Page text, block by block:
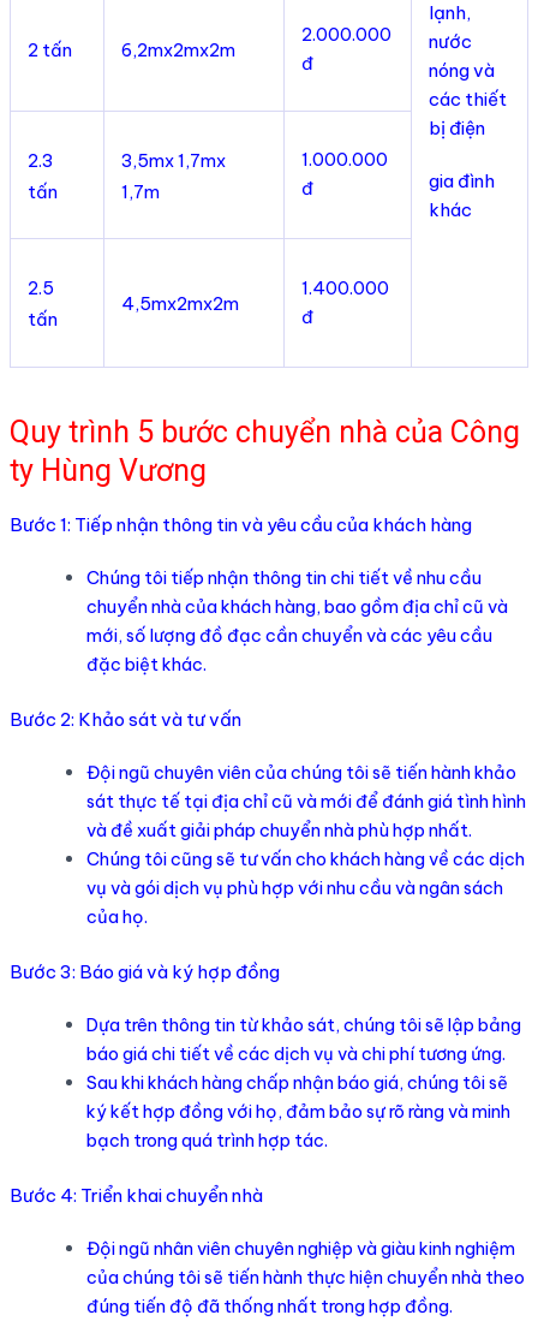
lạnh,
nước
nóng và
các thiết
bị điện
gia đình
khác
2 tấn 6,2mx2mx2m
2.000.000
đ
2.3
tấn
3,5mx 1,7mx
1,7m
1.000.000
đ
2.5
tấn
4,5mx2mx2m
1.400.000
đ
Quy trình 5 bước chuyển nhà của Công
ty Hùng Vương
Bước 1: Tiếp nhận thông tin và yêu cầu của khách hàng
Chúng tôi tiếp nhận thông tin chi tiết về nhu cầu
chuyển nhà của khách hàng, bao gồm địa chỉ cũ và
mới, số lượng đồ đạc cần chuyển và các yêu cầu
đặc biệt khác.
Bước 2: Khảo sát và tư vấn
Đội ngũ chuyên viên của chúng tôi sẽ tiến hành khảo
sát thực tế tại địa chỉ cũ và mới để đánh giá tình hình
và đề xuất giải pháp chuyển nhà phù hợp nhất.
Chúng tôi cũng sẽ tư vấn cho khách hàng về các dịch
vụ và gói dịch vụ phù hợp với nhu cầu và ngân sách
của họ.
Bước 3: Báo giá và ký hợp đồng
Dựa trên thông tin từ khảo sát, chúng tôi sẽ lập bảng
báo giá chi tiết về các dịch vụ và chi phí tương ứng.
Sau khi khách hàng chấp nhận báo giá, chúng tôi sẽ
ký kết hợp đồng với họ, đảm bảo sự rõ ràng và minh
bạch trong quá trình hợp tác.
Bước 4: Triển khai chuyển nhà
Đội ngũ nhân viên chuyên nghiệp và giàu kinh nghiệm
của chúng tôi sẽ tiến hành thực hiện chuyển nhà theo
đúng tiến độ đã thống nhất trong hợp đồng.